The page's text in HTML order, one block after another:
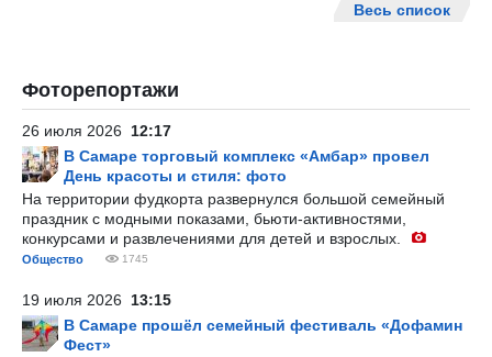
Весь список
Фоторепортажи
26 июля 2026 12:17
В Самаре торговый комплекс «Амбар» провел
День красоты и стиля: фото
На территории фудкорта развернулся большой семейный
праздник с модными показами, бьюти-активностями,
конкурсами и развлечениями для детей и взрослых.
Общество 1745
19 июля 2026 13:15
В Самаре прошёл семейный фестиваль «Дофамин
Фест»